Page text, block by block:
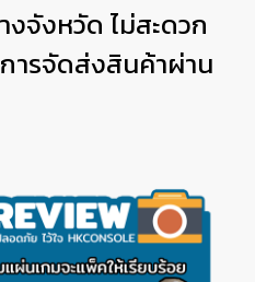
จังหวัด ไม่สะดวก
ารจัดส่งสินค้าผ่าน